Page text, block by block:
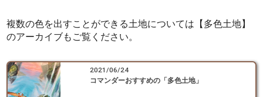
複数の色を出すことができる土地については【多色土地】
のアーカイブもご覧ください。
2021/06/24
コマンダーおすすめの「多色土地」